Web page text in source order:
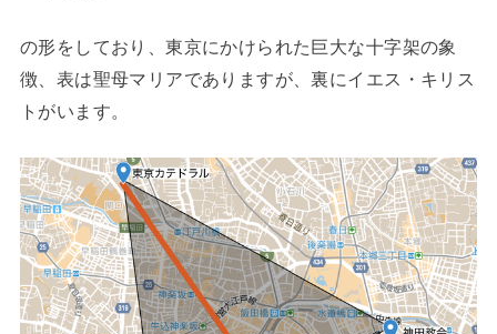
の形をしており、東京にかけられた巨大な十字架の象
徴、表は聖母マリアでありますが、裏にイエス・キリス
トがいます。